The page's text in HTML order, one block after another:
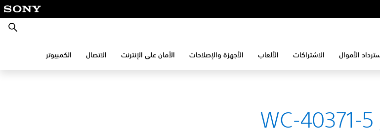
بحث
الاشتراكات الألعاب الأجهزة والإصلاحات الأمان على الإنترنت الاتصال الكمبيوتر